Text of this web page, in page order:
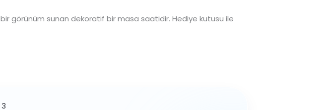
görünüm sunan dekoratif bir masa saatidir. Hediye kutusu ile